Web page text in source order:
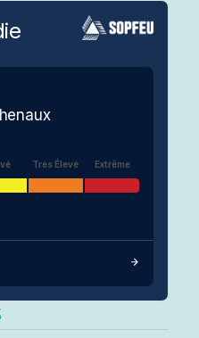
Très Élevé Extrême